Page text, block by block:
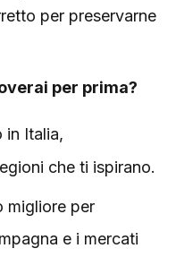
per preservarne
per prima?
in Italia,
che ti ispirano.
migliore per
e i mercati